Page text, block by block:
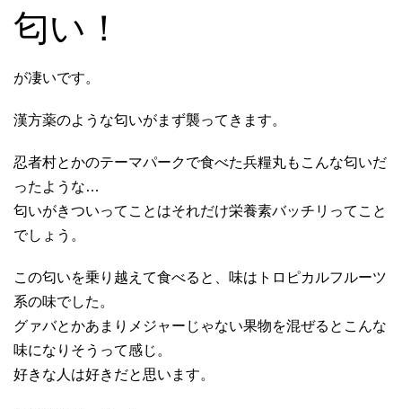
匂い！
が凄いです。
漢方薬のような匂いがまず襲ってきます。
忍者村とかのテーマパークで食べた兵糧丸もこんな匂いだ
ったような…
匂いがきついってことはそれだけ栄養素バッチリってこと
でしょう。
この匂いを乗り越えて食べると、味はトロピカルフルーツ
系の味でした。
グァバとかあまりメジャーじゃない果物を混ぜるとこんな
味になりそうって感じ。
好きな人は好きだと思います。